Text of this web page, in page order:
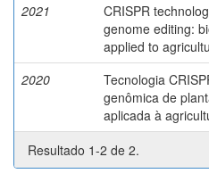
2021
CRISPR
genome editing:
applied to
2020
Tecnologia
genômica de
aplicada à
Resultado 1-2 de 2.